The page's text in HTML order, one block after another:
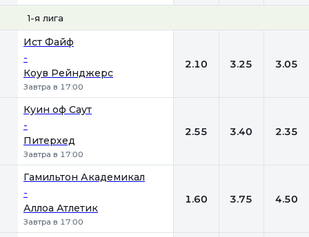
1-я лига
Ист Файф
-
Коув Рейнджерс
Завтра в 17:00
2.10 3.25 3.05
Куин оф Саут
-
Питерхед
Завтра в 17:00
2.55 3.40 2.35
Гамильтон Академикал
-
Аллоа Атлетик
Завтра в 17:00
1.60 3.75 4.50